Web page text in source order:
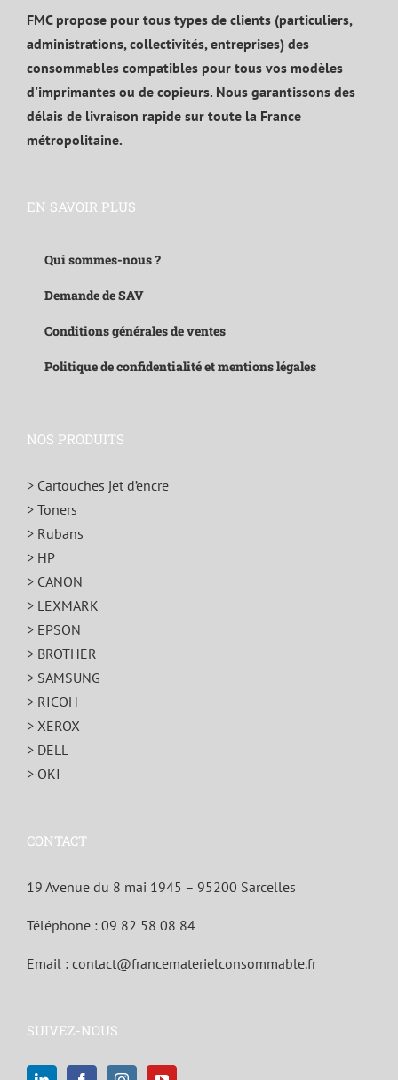
FMC propose pour tous types de clients (particuliers,
administrations, collectivités, entreprises) des
consommables compatibles pour tous vos modèles
d'imprimantes ou de copieurs. Nous garantissons des
délais de livraison rapide sur toute la France
métropolitaine.
EN SAVOIR PLUS
Qui sommes-nous ?
Demande de SAV
Conditions générales de ventes
Politique de confidentialité et mentions légales
NOS PRODUITS
> Cartouches jet d’encre
> Toners
> Rubans
> HP
> CANON
> LEXMARK
> EPSON
> BROTHER
> SAMSUNG
> RICOH
> XEROX
> DELL
> OKI
CONTACT
19 Avenue du 8 mai 1945 – 95200 Sarcelles
Téléphone : 09 82 58 08 84
Email : contact@francematerielconsommable.fr
SUIVEZ-NOUS